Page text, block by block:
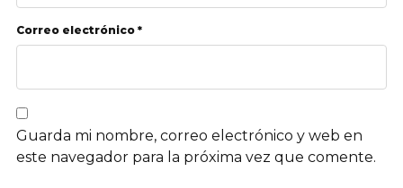
Correo electrónico *
Guarda mi nombre, correo electrónico y web en
este navegador para la próxima vez que comente.